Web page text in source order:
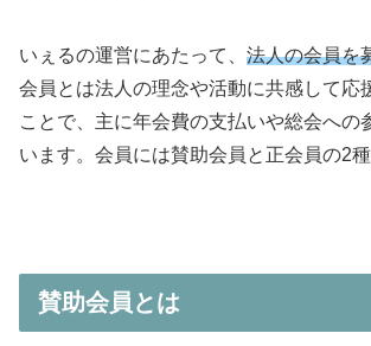
いぇるの運営にあたって、 法人の会員を
会員とは法人の理念や活動に共感して応
ことで、主に年会費の支払いや総会への
います。会員には賛助会員と正会員の2種
賛助会員とは